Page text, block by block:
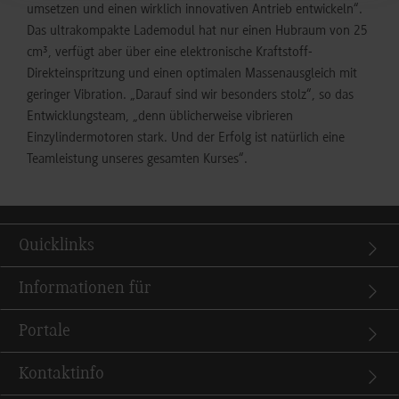
umsetzen und einen wirklich innovativen Antrieb entwickeln“.
Das ultrakompakte Lademodul hat nur einen Hubraum von 25
cm³, verfügt aber über eine elektronische Kraftstoff-
Direkteinspritzung und einen optimalen Massenausgleich mit
geringer Vibration. „Darauf sind wir besonders stolz“, so das
Entwicklungsteam, „denn üblicherweise vibrieren
Einzylindermotoren stark. Und der Erfolg ist natürlich eine
Teamleistung unseres gesamten Kurses“.
Quicklinks
Informationen für
Portale
Kontaktinfo